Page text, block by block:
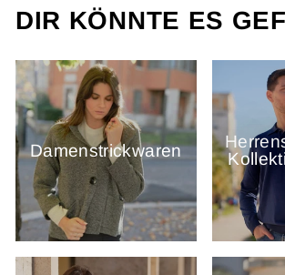
DIR KÖNNTE ES
Damenstrickwaren